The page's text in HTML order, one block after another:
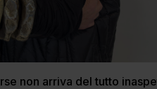
non arriva del tutto